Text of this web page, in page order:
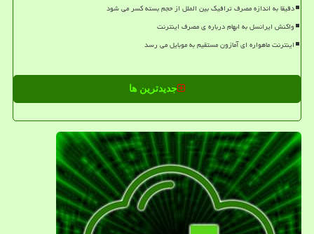
دقیقا به اندازه مصرف ترافیک بین الملل از حجم بسته کسر می شود
واکنش ایرانسل به ابهام درباره ی مصرف اینترنت
اینترنت ماهواره ای آمازون مستقیم به موبایل می رسد
جدیدترین ها